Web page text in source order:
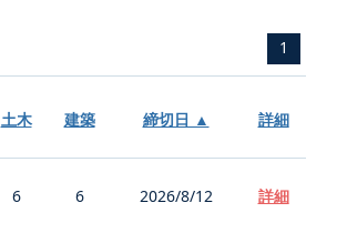
1
土木 建築 締切日 ▲ 詳細
6 6 2026/8/12 詳細